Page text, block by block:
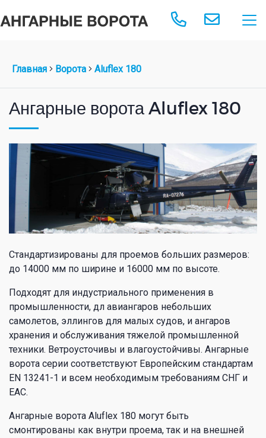
Главная Ворота Aluflex 180
Ангарные ворота Aluflex 180
Стандартизированы для проемов больших размеров:
до 14000 мм по ширине и 16000 мм по высоте.
Подходят для индустриального применения в
промышленности, дл авиангаров небольших
самолетов, эллингов для малых судов, и ангаров
хранения и обслуживания тяжелой промышленной
техники. Ветроусточивы и влагоустойчивы. Ангарные
ворота серии соответствуют Европейским стандартам
EN 13241-1 и всем необходимым требованиям СНГ и
ЕАС.
Ангарные ворота Aluflex 180 могут быть
смонтированы как внутри проема, так и на внешней